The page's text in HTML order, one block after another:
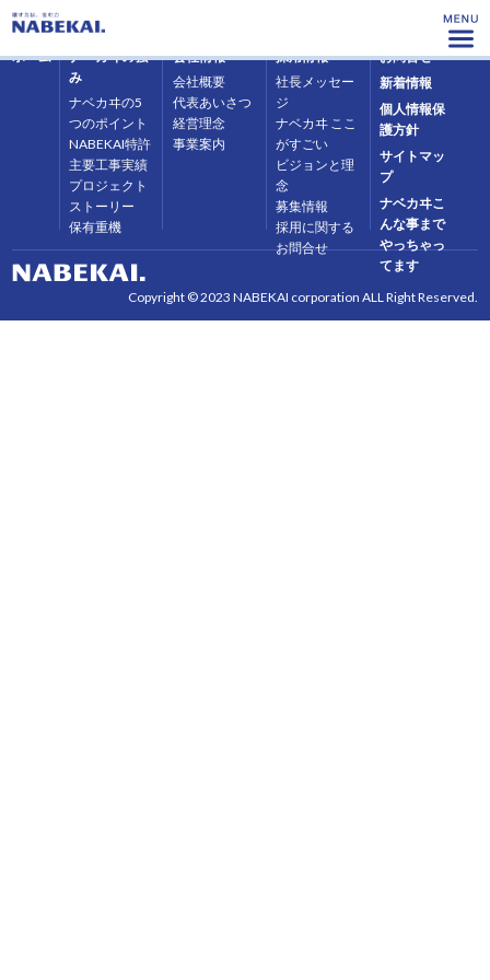
ホーム
ナベカヰの強
み
ナベカヰの5
つのポイント
NABEKAI特許
主要工事実績
プロジェクト
ストーリー
保有重機
会社情報
会社概要
代表あいさつ
経営理念
事業案内
採用情報
社長メッセー
ジ
ナベカヰ ここ
がすごい
ビジョンと理
念
募集情報
採用に関する
お問合せ
お問合せ
新着情報
個人情報保
護方針
サイトマッ
プ
ナベカヰこ
んな事まで
やっちゃっ
てます
Copyright © 2023 NABEKAI corporation ALL Right Reserved.